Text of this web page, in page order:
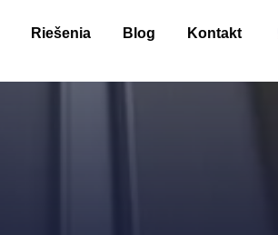
Riešenia Blog Kontakt